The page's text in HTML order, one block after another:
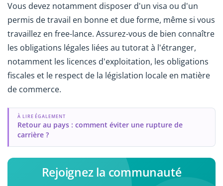
Vous devez notamment disposer d'un visa ou d'un
permis de travail en bonne et due forme, même si vous
travaillez en free-lance. Assurez-vous de bien connaître
les obligations légales liées au tutorat à l'étranger,
notamment les licences d'exploitation, les obligations
fiscales et le respect de la législation locale en matière
de commerce.
À LIRE ÉGALEMENT
Retour au pays : comment éviter une rupture de
carrière ?
Rejoignez la communauté